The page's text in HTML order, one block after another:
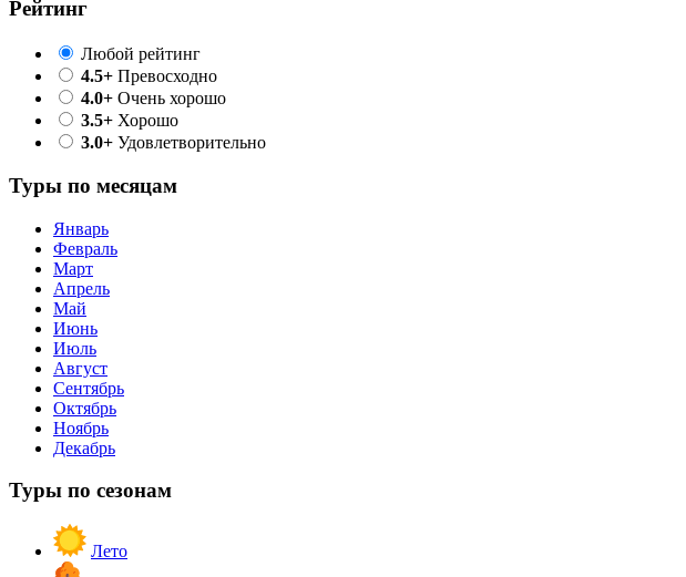
Рейтинг
Любой рейтинг
4.5+ Превосходно
4.0+ Очень хорошо
3.5+ Хорошо
3.0+ Удовлетворительно
Туры по месяцам
Январь
Февраль
Март
Апрель
Май
Июнь
Июль
Август
Сентябрь
Октябрь
Ноябрь
Декабрь
Туры по сезонам
Лето